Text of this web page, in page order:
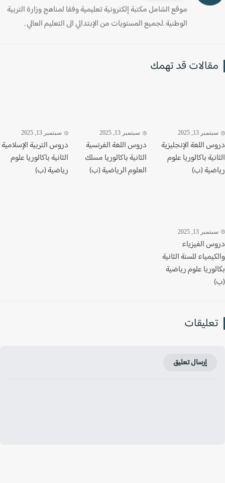
موقع الشامل مكتبة إلكترونية تعليمية وفقا لمناهج وزارة التربية
الوطنية .لجميع المستويات من الإبتدائي الى التعليم العالي .
قد تهمك
13, 2025
اللغة الإنجليزية
باكالوريا علوم
(ب)
سبتمبر 13, 2025
دروس اللغة الفرنسية
الثانية باكالوريا مسلك
العلوم الرياضية (ب)
سبتمبر 13, 2025
دروس التربية الإسلامية
الثانية باكالوريا علوم
رياضية (ب)
13, 2025
الفيزياء
للسنة الثانية
علوم رياضية
إرسال تعليق